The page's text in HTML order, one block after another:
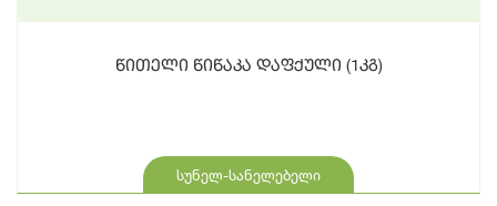
წითელი წიწაკა დაფქული (1კგ)
სუნელ-სანელებელი